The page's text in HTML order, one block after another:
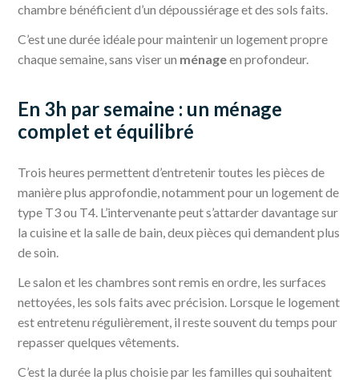
chambre bénéficient d’un dépoussiérage et des sols faits.
C’est une durée idéale pour maintenir un logement propre
chaque semaine, sans viser un ménageen profondeur.
En 3h par semaine : un ménage
complet et équilibré
Trois heures permettent d’entretenir toutes les pièces de
manière plus approfondie, notamment pour un logement de
type T3 ou T4. L’intervenante peut s’attarder davantage sur
la cuisine et la salle de bain, deux pièces qui demandent plus
de soin.
Le salon et les chambres sont remis en ordre, les surfaces
nettoyées, les sols faits avec précision. Lorsque le logement
est entretenu régulièrement, il reste souvent du temps pour
repasser quelques vêtements.
C’est la durée la plus choisie par les familles qui souhaitent